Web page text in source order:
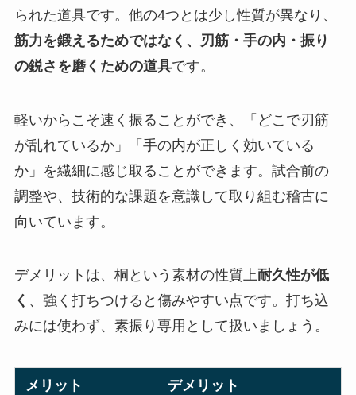
られた道具です。他の4つとは少し性質が異なり、
筋力を鍛えるためではなく、刃筋・手の内・振り
の鋭さを磨くための道具です。
軽いからこそ速く振ることができ、「どこで刃筋
が乱れているか」「手の内が正しく効いている
か」を繊細に感じ取ることができます。試合前の
調整や、技術的な課題を意識して取り組む稽古に
向いています。
デメリットは、桐という素材の性質上耐久性が低
く 、強く打ちつけると傷みやすい点です。打ち込
みには使わず、素振り専用として扱いましょう。
メリット デメリット